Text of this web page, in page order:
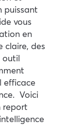
puissant
vous
en
claire, des
outil
efficace
Voici
report